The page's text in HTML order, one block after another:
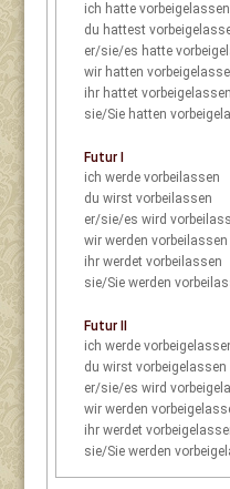
ich hatte vorbeigelassen
du hattest
er/sie/es hatte
wir hatten
ihr hattet vorbeigelassen
sie/Sie hatten
Futur I
ich werde vorbeilassen
du wirst vorbeilassen
er/sie/es wird
wir werden vorbeilassen
ihr werdet vorbeilassen
sie/Sie werden
Futur II
ich werde
du wirst vorbeigelassen
er/sie/es wird
wir werden
ihr werdet
sie/Sie werden